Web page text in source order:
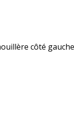
côté